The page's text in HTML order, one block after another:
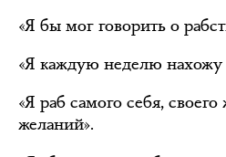
«Я бы мог говорить о
«Я каждую неделю нахожу
«Я раб самого себя,
желаний».